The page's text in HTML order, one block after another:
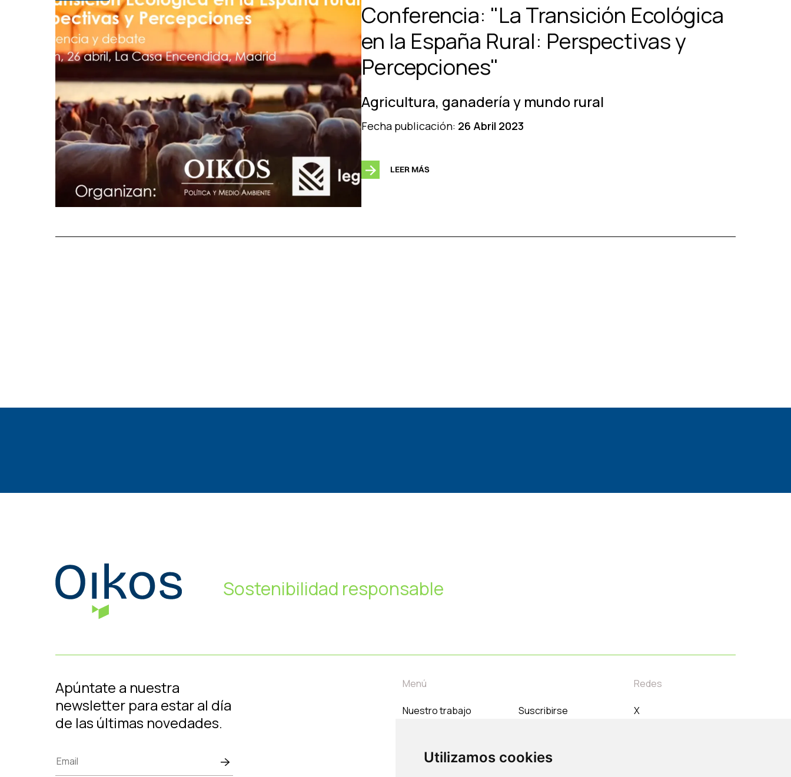
Utilizamos cookies
Conferencia: "La Transición Ecológica
en la España Rural: Perspectivas y
Percepciones"
Agricultura, ganadería y mundo rural
Fecha publicación: 26 Abril 2023
LEER MÁS
Sostenibilidad responsable
Apúntate a nuestra
newsletter para estar al día
de las últimas novedades.
Menú
Nuestro trabajo
Nosotros
Suscribirse
Redes
X